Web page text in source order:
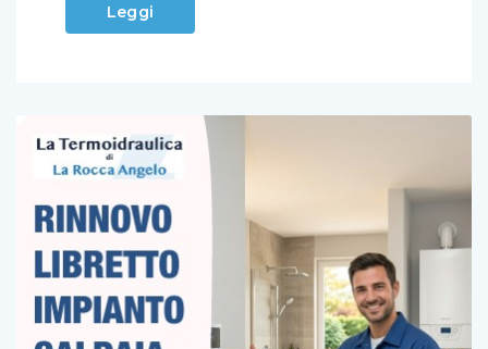
Leggi